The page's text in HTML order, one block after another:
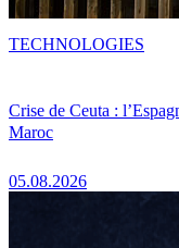
Crise de Ceuta :
Maroc
05.08.2026
TECHNOLOGIES